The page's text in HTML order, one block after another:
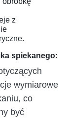
z
spiekanego:
wymiarowe
co
być